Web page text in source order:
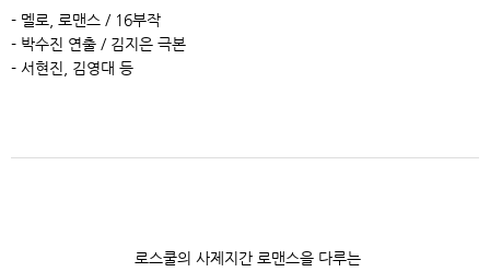
- 멜로, 로맨스 / 16부작
- 박수진 연출 / 김지은 극본
- 서현진, 김영대 등
로스쿨의 사제지간 로맨스을 다루는